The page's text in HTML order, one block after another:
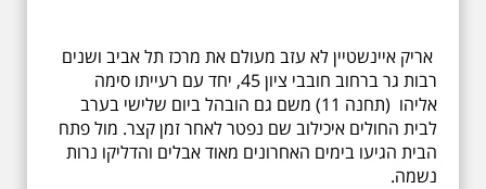
אריק איינשטיין לא עזב מעולם את מרכז תל אביב ושנים
רבות גר ברחוב חובבי ציון 45, יחד עם רעייתו סימה
אליהו (תחנה 11) משם גם הובהל ביום שלישי בערב
לבית החולים איכילוב שם נפטר לאחר זמן קצר. מול פתח
הבית הגיעו בימים האחרונים מאוד אבלים והדליקו נרות
נשמה.